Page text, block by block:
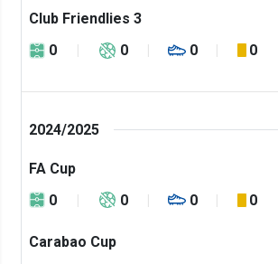
Club Friendlies 3
0
0 0 0
2024/2025
FA Cup
0
0 0 0
Carabao Cup